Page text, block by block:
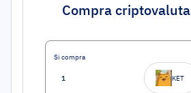
Compra criptovaluta
Si compra
KET